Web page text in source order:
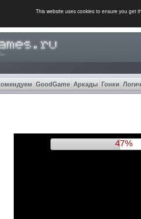
This website uses cookies to ensure you get
GoodGame Аркады Гонки
50%